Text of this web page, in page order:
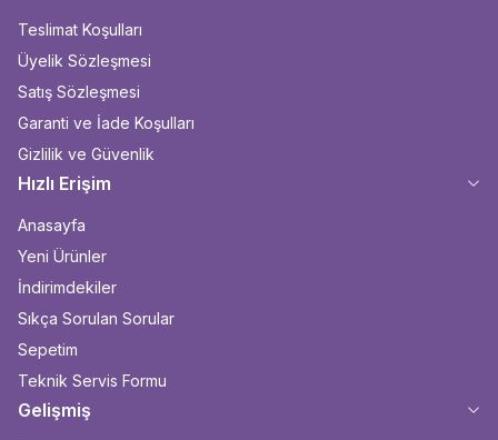
Teslimat Koşulları
Üyelik Sözleşmesi
Satış Sözleşmesi
Garanti ve İade Koşulları
Gizlilik ve Güvenlik
Hızlı Erişim
Anasayfa
Yeni Ürünler
İndirimdekiler
Sıkça Sorulan Sorular
Sepetim
Teknik Servis Formu
Gelişmiş